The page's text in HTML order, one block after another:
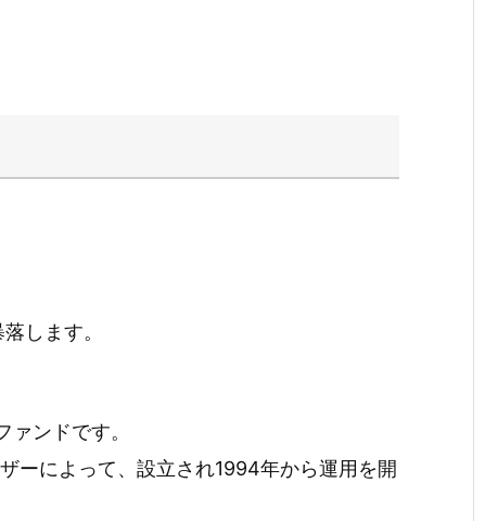
します。
ンドです。
ーによって、設立され1994年から運用を開